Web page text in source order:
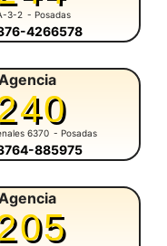
3-2 - Posadas
4266578
6370 - Posadas
885975